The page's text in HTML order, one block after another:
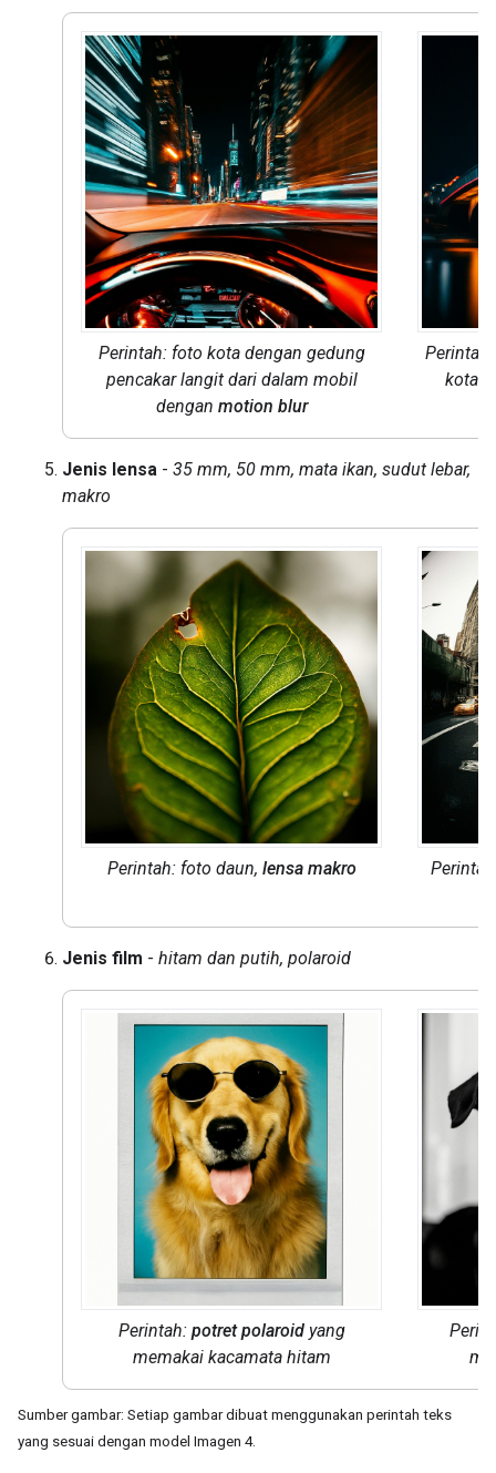
Perintah: foto kota dengan gedung
pencakar langit dari dalam mobil
dengan motion blur
kota
Jenis lensa - 35 mm, 50 mm, mata ikan, sudut lebar,
makro
Perintah: foto daun, lensa makro
Jenis film - hitam dan putih, polaroid
Perintah: potret polaroidyang
memakai kacamata hitam
Sumber gambar: Setiap gambar dibuat menggunakan perintah teks
yang sesuai dengan model Imagen 4.